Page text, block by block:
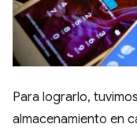
Para lograrlo,
almacenamiento en